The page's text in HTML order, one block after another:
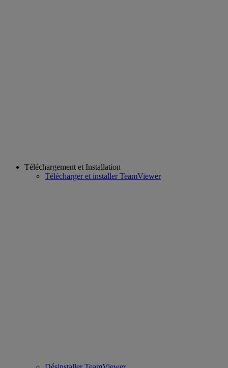
Téléchargement et Installation
Télécharger et installer TeamViewer